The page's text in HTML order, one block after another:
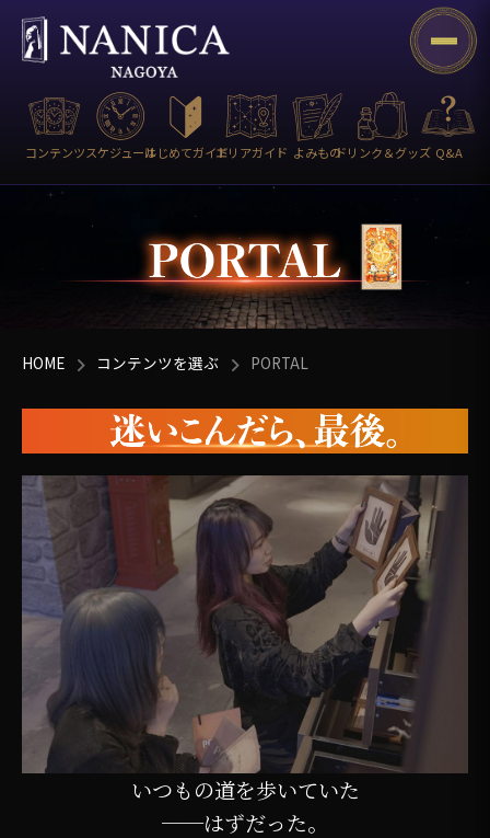
コンテンツスケジュールはじめてガイドエリアガイド よみものドリンク＆グッズ Q&A
HOME コンテンツを選ぶ PORTAL
いつもの道を歩いていた
──はずだった。